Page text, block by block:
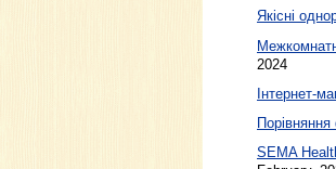
Якісні
2024
Інтернет-
SEMA